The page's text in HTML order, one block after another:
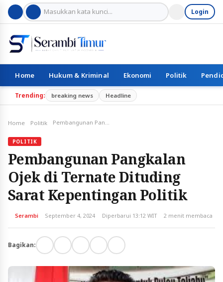
Login
Home Hukum & Kriminal Ekonomi Politik
Trending: breaking news Headline
Home Politik Pembangunan Pangkalan Ojek di Ternate Dituding Sarat Kepentingan Politik
POLITIK
Pembangunan Pangkalan
Ojek di Ternate Dituding
Sarat Kepentingan Politik
Serambi September 4, 2024 Diperbarui 13:12 WIT 2 menit membaca
Bagikan: